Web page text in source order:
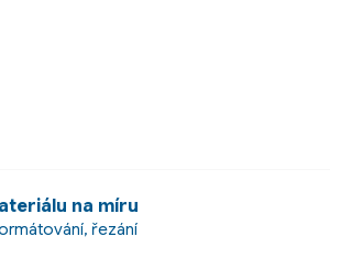
na míru
řezání